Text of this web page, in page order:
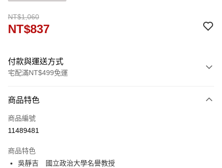
NT$1,060
NT$837
付款與運送方式
宅配滿NT$499免運
信用卡一次付款
運送方式
宅配
每筆NT$100，滿NT$499(含以上)免運費
商品特色
商品編號
11489481
商品特色
吳靜吉 國立政治大學名譽教授